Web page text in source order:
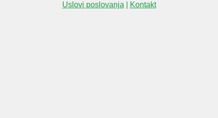
Uslovi poslovanja| Kontakt